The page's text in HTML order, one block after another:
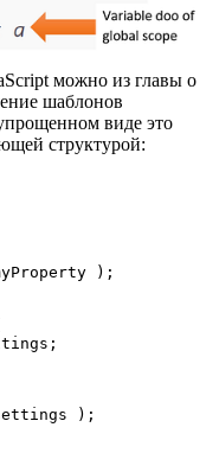
можно из главы о
шаблонов
виде это
структурой: